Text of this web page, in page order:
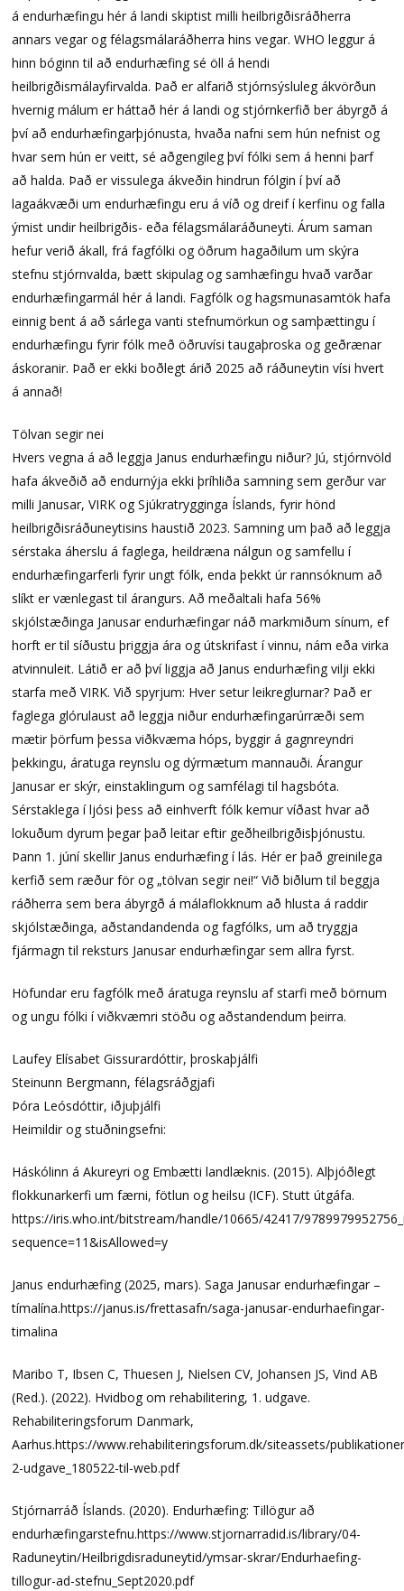
á endurhæfingu hér á landi skiptist milli heilbrigðisráðherra
annars vegar og félagsmálaráðherra hins vegar. WHO leggur á
hinn bóginn til að endurhæfing sé öll á hendi
heilbrigðismálayfirvalda. Það er alfarið stjórnsýsluleg ákvörðun
hvernig málum er háttað hér á landi og stjórnkerfið ber ábyrgð á
því að endurhæfingarþjónusta, hvaða nafni sem hún nefnist og
hvar sem hún er veitt, sé aðgengileg því fólki sem á henni þarf
að halda. Það er vissulega ákveðin hindrun fólgin í því að
lagaákvæði um endurhæfingu eru á víð og dreif í kerfinu og falla
ýmist undir heilbrigðis- eða félagsmálaráðuneyti. Árum saman
hefur verið ákall, frá fagfólki og öðrum hagaðilum um skýra
stefnu stjórnvalda, bætt skipulag og samhæfingu hvað varðar
endurhæfingarmál hér á landi. Fagfólk og hagsmunasamtök hafa
einnig bent á að sárlega vanti stefnumörkun og samþættingu í
endurhæfingu fyrir fólk með öðruvísi taugaþroska og geðrænar
áskoranir. Það er ekki boðlegt árið 2025 að ráðuneytin vísi hvert
á annað!
Tölvan segir nei
Hvers vegna á að leggja Janus endurhæfingu niður? Jú, stjórnvöld
hafa ákveðið að endurnýja ekki þríhliða samning sem gerður var
milli Janusar, VIRK og Sjúkratrygginga Íslands, fyrir hönd
heilbrigðisráðuneytisins haustið 2023. Samning um það að leggja
sérstaka áherslu á faglega, heildræna nálgun og samfellu í
endurhæfingarferli fyrir ungt fólk, enda þekkt úr rannsóknum að
slíkt er vænlegast til árangurs. Að meðaltali hafa 56%
skjólstæðinga Janusar endurhæfingar náð markmiðum sínum, ef
horft er til síðustu þriggja ára og útskrifast í vinnu, nám eða virka
atvinnuleit. Látið er að því liggja að Janus endurhæfing vilji ekki
starfa með VIRK. Við spyrjum: Hver setur leikreglurnar? Það er
faglega glórulaust að leggja niður endurhæfingarúrræði sem
mætir þörfum þessa viðkvæma hóps, byggir á gagnreyndri
þekkingu, áratuga reynslu og dýrmætum mannauði. Árangur
Janusar er skýr, einstaklingum og samfélagi til hagsbóta.
Sérstaklega í ljósi þess að einhverft fólk kemur víðast hvar að
lokuðum dyrum þegar það leitar eftir geðheilbrigðisþjónustu.
Þann 1. júní skellir Janus endurhæfing í lás. Hér er það greinilega
kerfið sem ræður för og „tölvan segir nei!“ Við biðlum til beggja
ráðherra sem bera ábyrgð á málaflokknum að hlusta á raddir
skjólstæðinga, aðstandandenda og fagfólks, um að tryggja
fjármagn til reksturs Janusar endurhæfingar sem allra fyrst.
Höfundar eru fagfólk með áratuga reynslu af starfi með börnum
og ungu fólki í viðkvæmri stöðu og aðstandendum þeirra.
Laufey Elísabet Gissurardóttir, þroskaþjálfi
Steinunn Bergmann, félagsráðgjafi
Þóra Leósdóttir, iðjuþjálfi
Heimildir og stuðningsefni:
Háskólinn á Akureyri og Embætti landlæknis. (2015). Alþjóðlegt
flokkunarkerfi um færni, fötlun og heilsu (ICF). Stutt útgáfa.
https://iris.who.int/bitstream/handle/10665/42417/
sequence=11&isAllowed=y
Janus endurhæfing (2025, mars). Saga Janusar endurhæfingar –
tímalína.https://janus.is/frettasafn/saga-janusar-endurhaefingar-
timalina
Maribo T, Ibsen C, Thuesen J, Nielsen CV, Johansen JS, Vind AB
(Red.). (2022). Hvidbog om rehabilitering, 1. udgave.
Rehabiliteringsforum Danmark,
Aarhus.https://www.rehabiliteringsforum.dk/siteassets/
2-udgave_180522-til-web.pdf
Stjórnarráð Íslands. (2020). Endurhæfing: Tillögur að
endurhæfingarstefnu.https://www.stjornarradid.is/library/04-
Raduneytin/Heilbrigdisraduneytid/ymsar-skrar/Endurhaefing-
tillogur-ad-stefnu_Sept2020.pdf